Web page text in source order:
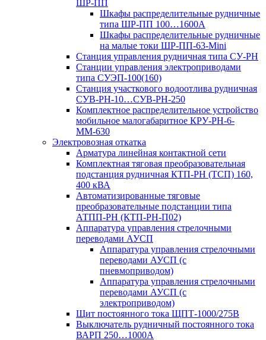
ШР-ПП
Шкафы распределительные рудничные
типа ШР-ПП 100…1600А
Шкафы распределительные рудничные
на малые токи ШР-ПП-63-Mini
Станция управления рудничная типа СУ-РН
Станции управления электроприводами
типа СУЭП-100(160)
Станция участкового водоотлива рудничная
СУВ-РН-10…СУВ-РН-250
Комплектное распределительное устройство
мобильное малогабаритное КРУ-РН-6-
ММ-630
Электровозная откатка
Арматура линейная контактной сети
Комплектная тяговая преобразовательная
подстанция рудничная КТП-РН (ТСП) 160,
400 кВА
Автоматизированные тяговые
преобразовательные подстанции типа
АТПП-РН (КТП-РН-П02)
Аппаратура управления стрелочными
переводами АУСП
Аппаратура управления стрелочными
переводами АУСП (с
пневмоприводом)
Аппаратура управления стрелочными
переводами АУСП (с
электроприводом)
Щит постоянного тока ЩПТ-1000/275В
Выключатель рудничный постоянного тока
ВАРП 250…1000А